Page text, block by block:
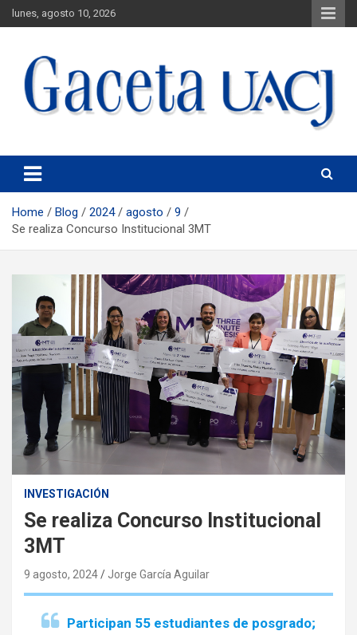
lunes, agosto 10, 2026
Gaceta UACJ
Home Blog 2024 agosto
9
Se realiza Concurso Institucional 3MT
INVESTIGACIÓN
Se realiza Concurso Institucional
3MT
9 agosto, 2024 Jorge García Aguilar
Participan 55 estudiantes de posgrado;